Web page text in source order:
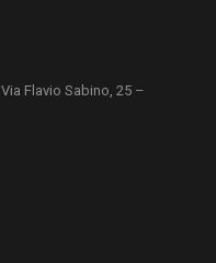
Flavio Sabino, 25 –